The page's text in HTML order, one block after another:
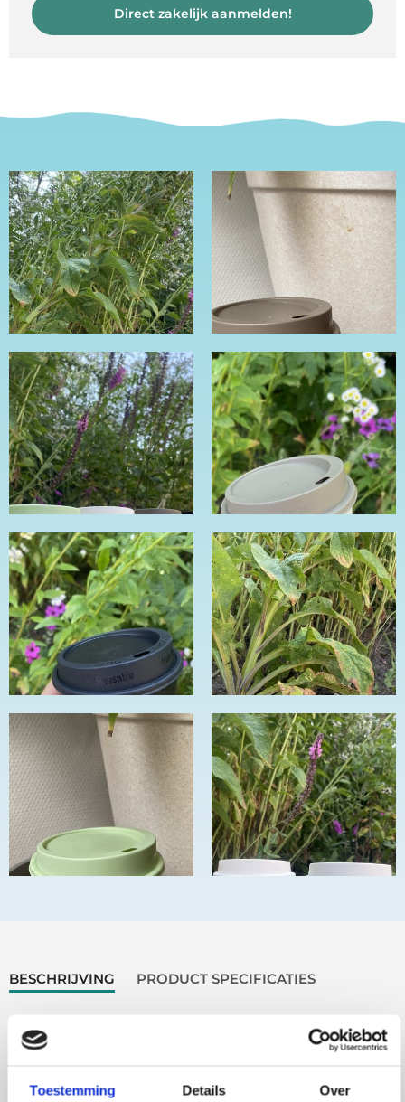
Toestemming Details Over
Direct zakelijk aanmelden!
BESCHRIJVING PRODUCT SPECIFICATIES
Beschrijving